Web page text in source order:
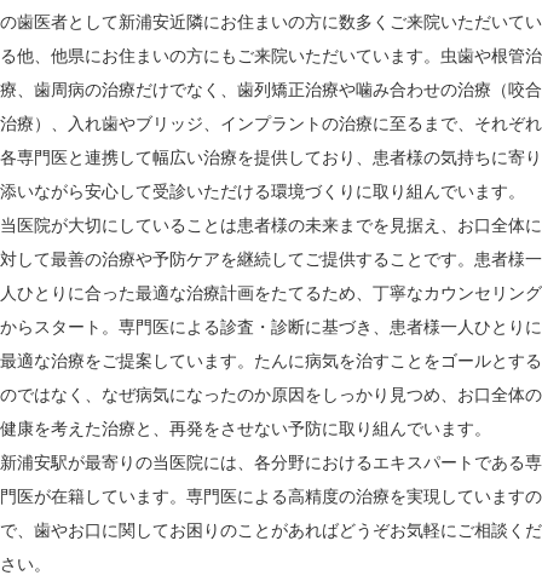
の歯医者として新浦安近隣にお住まいの方に数多くご来院いただいてい
る他、他県にお住まいの方にもご来院いただいています。虫歯や根管治
療、歯周病の治療だけでなく、歯列矯正治療や噛み合わせの治療（咬合
治療）、入れ歯やブリッジ、インプラントの治療に至るまで、それぞれ
各専門医と連携して幅広い治療を提供しており、患者様の気持ちに寄り
添いながら安心して受診いただける環境づくりに取り組んでいます。
当医院が大切にしていることは患者様の未来までを見据え、お口全体に
対して最善の治療や予防ケアを継続してご提供することです。患者様一
人ひとりに合った最適な治療計画をたてるため、丁寧なカウンセリング
からスタート。専門医による診査・診断に基づき、患者様一人ひとりに
最適な治療をご提案しています。たんに病気を治すことをゴールとする
のではなく、なぜ病気になったのか原因をしっかり見つめ、お口全体の
健康を考えた治療と、再発をさせない予防に取り組んでいます。
新浦安駅が最寄りの当医院には、各分野におけるエキスパートである専
門医が在籍しています。専門医による高精度の治療を実現していますの
で、歯やお口に関してお困りのことがあればどうぞお気軽にご相談くだ
さい。